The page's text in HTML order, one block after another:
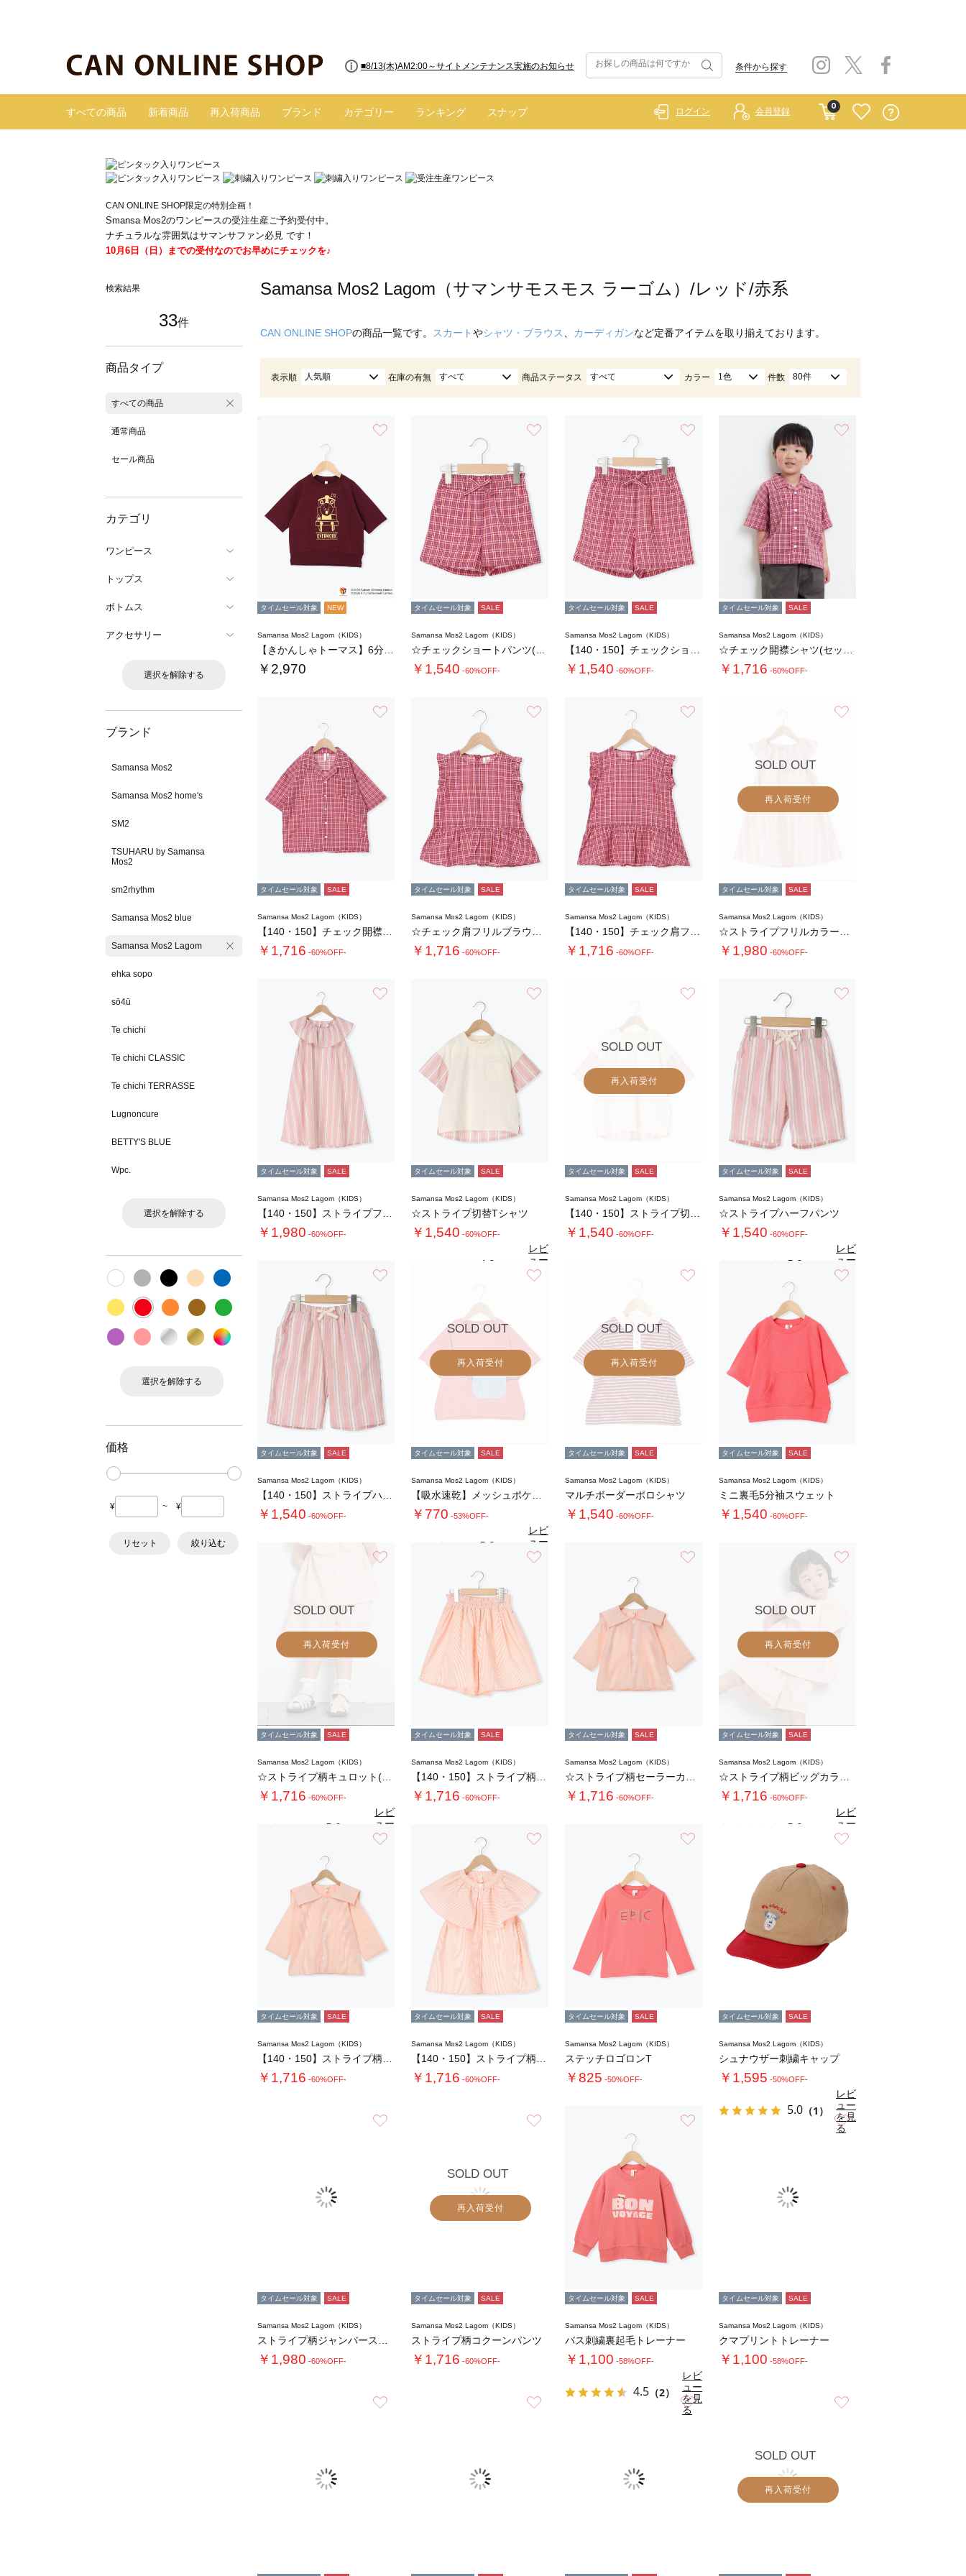
■8/13(木)AM2:00～サイトメンテナンス実施のお知らせ
■【お知らせ】ヤマト運輸の配送遅延・停止について 条件から探す
すべての商品 新着商品 再入荷商品 ブランド カテゴリー ランキング スナップ
0
ログイン 会員登録
CAN ONLINE SHOP限定の特別企画！
Smansa Mos2のワンピースの受注生産ご予約受付中。
ナチュラルな雰囲気はサマンサファン必見 です！
10月6日（日）までの受付なのでお早めにチェックを♪
検索結果
33件
商品タイプ
すべての商品
通常商品
セール商品
カテゴリ
ワンピース
トップス
ボトムス
アクセサリー
選択を解除する
ブランド
Samansa Mos2
Samansa Mos2 home's
SM2
TSUHARU by Samansa
Mos2
sm2rhythm
Samansa Mos2 blue
Samansa Mos2 Lagom
ehka sopo
sō4ū
Te chichi
Te chichi CLASSIC
Te chichi TERRASSE
Lugnoncure
BETTY'S BLUE
Wpc.
選択を解除する
選択を解除する
価格
¥ ~ ¥
リセット 絞り込む
Samansa Mos2 Lagom（サマンサモスモス ラーゴム）/レッド/赤系
CAN ONLINE SHOPの商品一覧です。 スカートやシャツ・ブラウス カーディガンなど定番アイテムを取り揃えております。
表示順 人気順 在庫の有無 すべて 商品ステータス すべて カラー 1色 件数 80件
タイムセール対象 NEW
Samansa Mos2 Lagom（KIDS）
￥2,970
タイムセール対象 SALE
Samansa Mos2 Lagom（KIDS）
￥1,540 -60%OFF-
タイムセール対象 SALE
Samansa Mos2 Lagom（KIDS）
￥1,540 -60%OFF-
タイムセール対象 SALE
Samansa Mos2 Lagom（KIDS）
￥1,716 -60%OFF-
タイムセール対象 SALE
Samansa Mos2 Lagom（KIDS）
￥1,716 -60%OFF-
タイムセール対象 SALE
Samansa Mos2 Lagom（KIDS）
￥1,716 -60%OFF-
タイムセール対象 SALE
Samansa Mos2 Lagom（KIDS）
￥1,716 -60%OFF-
SOLD OUT
再入荷受付
タイムセール対象 SALE
Samansa Mos2 Lagom（KIDS）
￥1,980 -60%OFF-
タイムセール対象 SALE
Samansa Mos2 Lagom（KIDS）
￥1,980 -60%OFF-
タイムセール対象 SALE
Samansa Mos2 Lagom（KIDS）
☆ストライプ切替Tシャツ
￥1,540 -60%OFF-
4.0
レビ
ュー
を見
る
SOLD OUT
再入荷受付
タイムセール対象 SALE
Samansa Mos2 Lagom（KIDS）
￥1,540 -60%OFF-
タイムセール対象 SALE
Samansa Mos2 Lagom（KIDS）
☆ストライプハーフパンツ
￥1,540 -60%OFF-
5.0
レビ
ュー
を見
る
タイムセール対象 SALE
Samansa Mos2 Lagom（KIDS）
￥1,540 -60%OFF-
SOLD OUT
再入荷受付
タイムセール対象 SALE
Samansa Mos2 Lagom（KIDS）
￥770 -53%OFF-
5.0
レビ
ュー
を見
る
SOLD OUT
再入荷受付
タイムセール対象 SALE
Samansa Mos2 Lagom（KIDS）
マルチボーダーポロシャツ
￥1,540 -60%OFF-
タイムセール対象 SALE
Samansa Mos2 Lagom（KIDS）
ミニ裏毛5分袖スウェット
￥1,540 -60%OFF-
SOLD OUT
再入荷受付
タイムセール対象 SALE
Samansa Mos2 Lagom（KIDS）
￥1,716 -60%OFF-
5.0
レビ
ュー
を見
る
タイムセール対象 SALE
Samansa Mos2 Lagom（KIDS）
￥1,716 -60%OFF-
タイムセール対象 SALE
Samansa Mos2 Lagom（KIDS）
￥1,716 -60%OFF-
SOLD OUT
再入荷受付
タイムセール対象 SALE
Samansa Mos2 Lagom（KIDS）
￥1,716 -60%OFF-
5.0
レビ
ュー
を見
る
タイムセール対象 SALE
Samansa Mos2 Lagom（KIDS）
￥1,716 -60%OFF-
タイムセール対象 SALE
Samansa Mos2 Lagom（KIDS）
￥1,716 -60%OFF-
タイムセール対象 SALE
Samansa Mos2 Lagom（KIDS）
ステッチロゴロンT
￥825 -50%OFF-
タイムセール対象 SALE
Samansa Mos2 Lagom（KIDS）
シュナウザー刺繍キャップ
￥1,595 -50%OFF-
5.0 （1）
レビ
ュー
を見
る
タイムセール対象 SALE
Samansa Mos2 Lagom（KIDS）
￥1,980 -60%OFF-
SOLD OUT
再入荷受付
タイムセール対象 SALE
Samansa Mos2 Lagom（KIDS）
ストライプ柄コクーンパンツ
￥1,716 -60%OFF-
お気に入り
タイムセール対象 SALE
Samansa Mos2 Lagom（KIDS）
バス刺繍裏起毛トレーナー
￥1,100 -58%OFF-
4.5 （2）
レビ
ュー
を見
る
お気に入り
タイムセール対象 SALE
Samansa Mos2 Lagom（KIDS）
クマプリントトレーナー
￥1,100 -58%OFF-
お気に入り お気に入り
SOLD OUT
再入荷受付